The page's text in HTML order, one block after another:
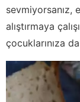
sevmiyorsanız,
alıştırmaya
çocuklarınıza